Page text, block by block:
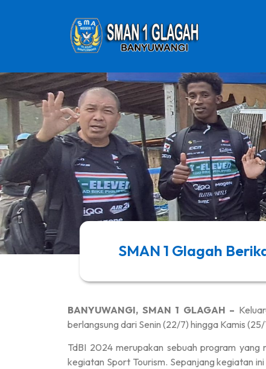
SMAN 1 Glagah
BANYUWANGI, SMAN 1 GLAGAH –
berlangsung dari Senin (22/7) hingga Kamis
TdBI 2024 merupakan sebuah program
kegiatan Sport Tourism. Sepanjang kegiatan